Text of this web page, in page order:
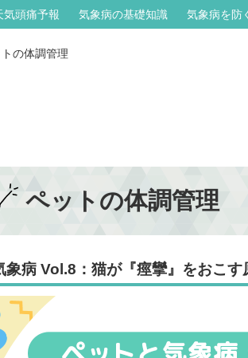
気頭痛予報 気象病の基礎知識 気象病を防
ペットの体調管理
の体調管理
象病 Vol.8：猫が『痙攣』をおこ